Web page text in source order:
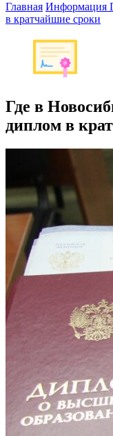
Главная Информация
в кратчайшие сроки
Где в
диплом в